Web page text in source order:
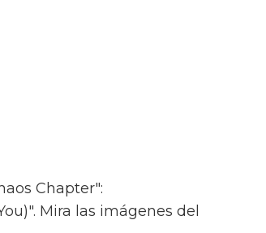
Chapter":
Mira las imágenes del